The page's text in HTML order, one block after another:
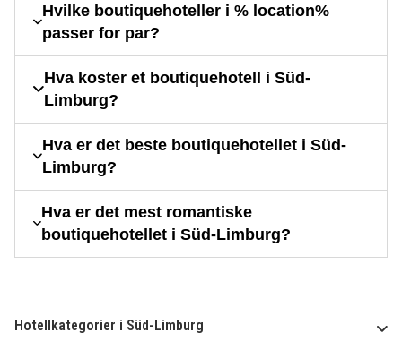
Hvilke boutiquehoteller i % location%
passer for par?
Hva koster et boutiquehotell i Süd-
Limburg?
Hva er det beste boutiquehotellet i Süd-
Limburg?
Hva er det mest romantiske
boutiquehotellet i Süd-Limburg?
Hotellkategorier i Süd-Limburg